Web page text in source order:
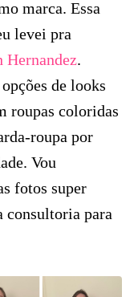
marca. Essa
levei pra
Hernandez.
de looks
roupas coloridas
roupa por
Vou
fotos super
consultoria para